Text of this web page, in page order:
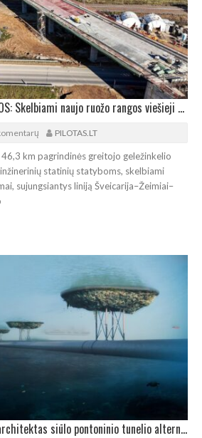
„RAIL BALTICA“ STATYBOS: Skelbiami naujo ruožo rangos viešieji pirkimai
PILOTAS.LT
km pagrindinės greitojo geležinkelio
inžinerinių statinių statyboms, skelbiami
sujungsiantys liniją Šveicarija–Žeimiai–
TILTAS Į SICILIJĄ: Italų architektas siūlo pontoninio tunelio alternatyvą